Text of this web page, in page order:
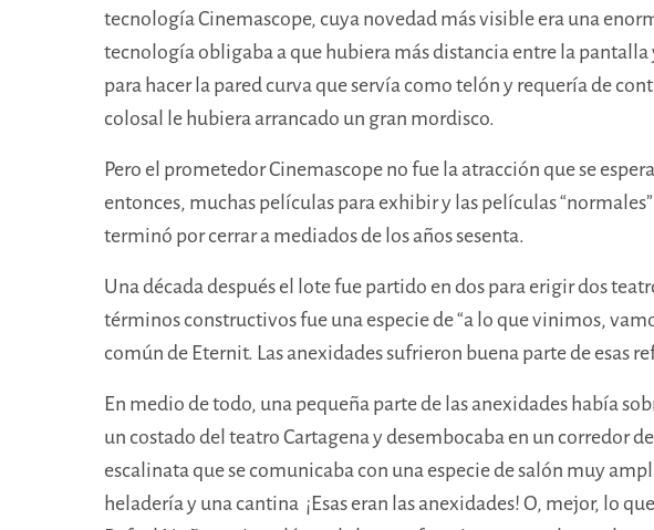
tecnología Cinemascope, cuya novedad más visible era una
tecnología obligaba a que hubiera más distancia entre la
para hacer la pared curva que servía como telón y requería de
colosal le hubiera arrancado un gran mordisco.
Pero el prometedor Cinemascope no fue la atracción que se
entonces, muchas películas para exhibir y las películas
terminó por cerrar a mediados de los años sesenta.
Una década después el lote fue partido en dos para erigir dos
términos constructivos fue una especie de “a lo que vinimos,
común de Eternit. Las anexidades sufrieron buena parte de esas
En medio de todo, una pequeña parte de las anexidades había
un costado del teatro Cartagena y desembocaba en un corredor
escalinata que se comunicaba con una especie de salón muy
heladería y una cantina ¡Esas eran las anexidades! O, mejor, lo